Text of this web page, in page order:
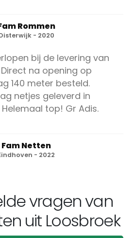
Rommen
- 2020
bij de levering van
na opening op
140 meter besteld.
netjes geleverd in
Helemaal top! Gr Adis.
Fam Netten
- 2022
vragen van
uit Loosbroek